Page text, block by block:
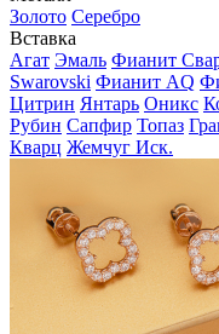
Золото Серебро
Вставка
Агат Эмаль Фианит
Swarovski Фианит AQ
Цитрин Янтарь Оникс
Рубин Сапфир Топаз
Кварц Жемчуг Иск.